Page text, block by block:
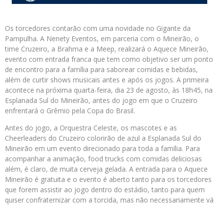
Os torcedores contarão com uma novidade no Gigante da
Pampulha. A Nenety Eventos, em parceria com o Mineirão, o
time Cruzeiro, a Brahma e a Meep, realizará o Aquece Mineirão,
evento com entrada franca que tem como objetivo ser um ponto
de encontro para a família para saborear comidas e bebidas,
além de curtir shows musicais antes e após os jogos. A primeira
acontece na próxima quarta-feira, dia 23 de agosto, às 18h45, na
Esplanada Sul do Mineirão, antes do jogo em que o Cruzeiro
enfrentará o Grêmio pela Copa do Brasil.
Antes do jogo, a Orquestra Celeste, os mascotes e as
Cheerleaders do Cruzeiro colorirão de azul a Esplanada Sul do
Mineirão em um evento direcionado para toda a família. Para
acompanhar a animação, food trucks com comidas deliciosas
além, é claro, de muita cerveja gelada. A entrada para o Aquece
Mineirão é gratuita e o evento é aberto tanto para os torcedores
que forem assistir ao jogo dentro do estádio, tanto para quem
quiser confraternizar com a torcida, mas não necessariamente vá